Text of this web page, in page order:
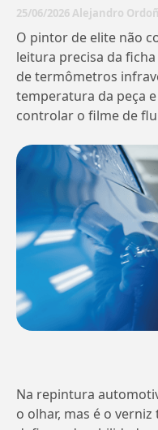
25/06/2026 Alejandro
O pintor de elite não
leitura precisa da
de termômetros
temperatura da peça
controlar o filme de
Na repintura
o olhar, mas é o